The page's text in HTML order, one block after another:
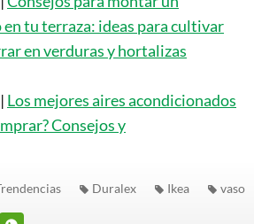
tu terraza: ideas para cultivar
en verduras y hortalizas
Los mejores aires acondicionados
Consejos y
Duralex Ikea vaso